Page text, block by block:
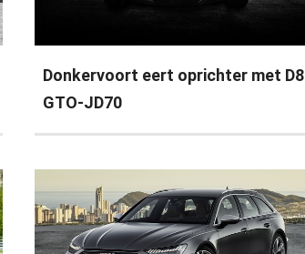
Donkervoort eert oprichter met D8
GTO-JD70